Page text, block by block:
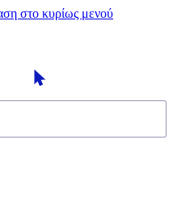
στο κυρίως μενού